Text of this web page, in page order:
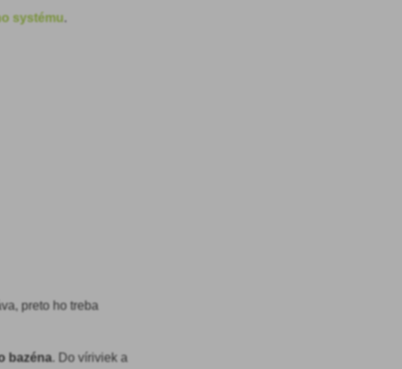
systému.
preto ho treba
bazéna. Do víriviek a